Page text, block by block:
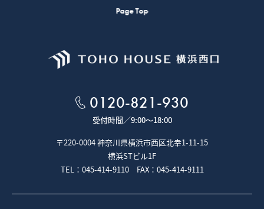
Page Top
0120-821-930
受付時間／9:00～18:00
〒220-0004 神奈川県横浜市西区北幸1-11-15
横浜STビル1F
TEL：045-414-9110 FAX：045-414-9111